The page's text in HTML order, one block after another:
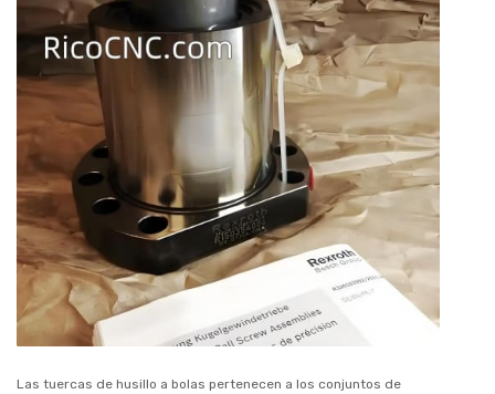
Las tuercas de husillo a bolas pertenecen a los conjuntos de